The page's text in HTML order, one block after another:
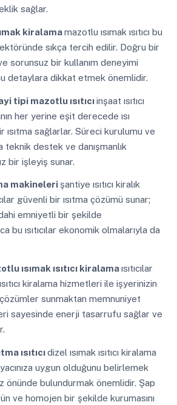
sağlar.
kiralamamazotlu ısımak ısıtıcı bu
sıkça tercih edilir. Doğru bir
sorunsuz bir kullanım deneyimi
detaylara dikkat etmek önemlidir.
tipi mazotlu ısıtıcıinşaat ısıtıcı
her yerine eşit derecede ısı
ısıtma sağlarlar. Süreci kurulumu ve
teknik destek ve danışmanlık
bir işleyiş sunar.
makineleri şantiye ısıtıcı kiralık
güvenli bir ısıtma çözümü sunar;
emniyetli bir şekilde
bu ısıtıcılar ekonomik olmalarıyla da
ısımak ısıtıcı kiralamaısıtıcılar
kiralama hizmetleri ile işyerinizin
sunmaktan memnuniyet
sayesinde enerji tasarrufu sağlar ve
ısıtıcıdizel ısımak ısıtıcı kiralama
uygun olduğunu belirlemek
önünde bulundurmak önemlidir. Şap
ve homojen bir şekilde kurumasını